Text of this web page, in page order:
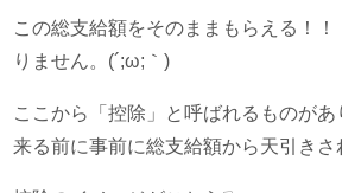
この総支給額をそのままもらえる！
りません。(´;ω;｀)
ここから「控除」と呼ばれるものが
来る前に事前に総支給額から天引きさ